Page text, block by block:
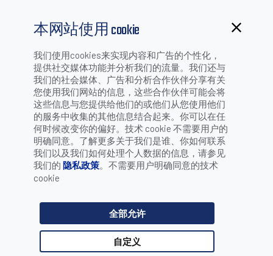
本网站使用 cookie
我们使用cookies来实现内容和广告的个性化，
提供社交媒体功能并分析我们的流量。我们还与
我们的社会媒体、广告和分析合作伙伴分享有关
您使用我们网站的信息，这些合作伙伴可能会将
这些信息与您提供给他们的或他们从您使用他们
的服务中收集的其他信息结合起来。你可以在任
何时候改变你的偏好。技术 cookie 不需要用户的
明确同意。了解更多关于我们是谁、你如何联系
我们以及我们如何处理个人数据的信息，请参见
我们的 隐私政策。不需要用户明确同意的技术
cookie
全部允许
自定义
公司简介
Datalogic得利捷是自动数据采集和工厂自动化市场的全球技
术领导者，专门设计和生产条码阅读器、移动数据终端、传
感、测量与安全、视觉系统及激光标记系统。
的产品供应，是Datalogic得利捷50多年来取得成功的基础。
DATALOGIC得利捷为零售业、运输与物流业、制造业及医疗
卫生业等各行业的全方位应用提供创新高效的整体解决方